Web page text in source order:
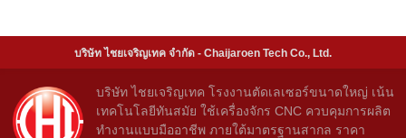
บริษัท ไชยเจริญเทค จำกัด - Chaijaroen Tech Co., Ltd.
บริษัท ไชยเจริญเทค โรงงานตัดเลเซอร์ขนาดใหญ่ เน้น
เทคโนโลยีทันสมัย ใช้เครื่องจักร CNC ควบคุมการผลิต
ทำงานแบบมืออาชีพ ภายใต้มาตรฐานสากล ราคา